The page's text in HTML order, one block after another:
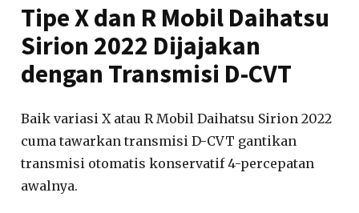
Tipe X dan R Mobil Daihatsu
Sirion 2022 Dijajakan
dengan Transmisi D-CVT
Baik variasi X atau R Mobil Daihatsu Sirion 2022
cuma tawarkan transmisi D-CVT gantikan
transmisi otomatis konservatif 4-percepatan
awalnya.